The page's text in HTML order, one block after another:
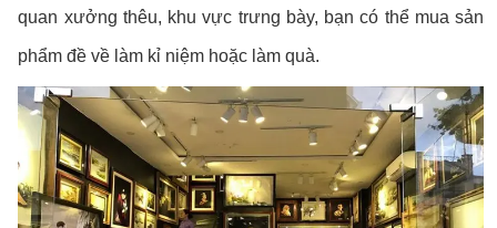
quan xưởng thêu, khu vực trưng bày, bạn có thể mua sản
phẩm đề về làm kỉ niệm hoặc làm quà.